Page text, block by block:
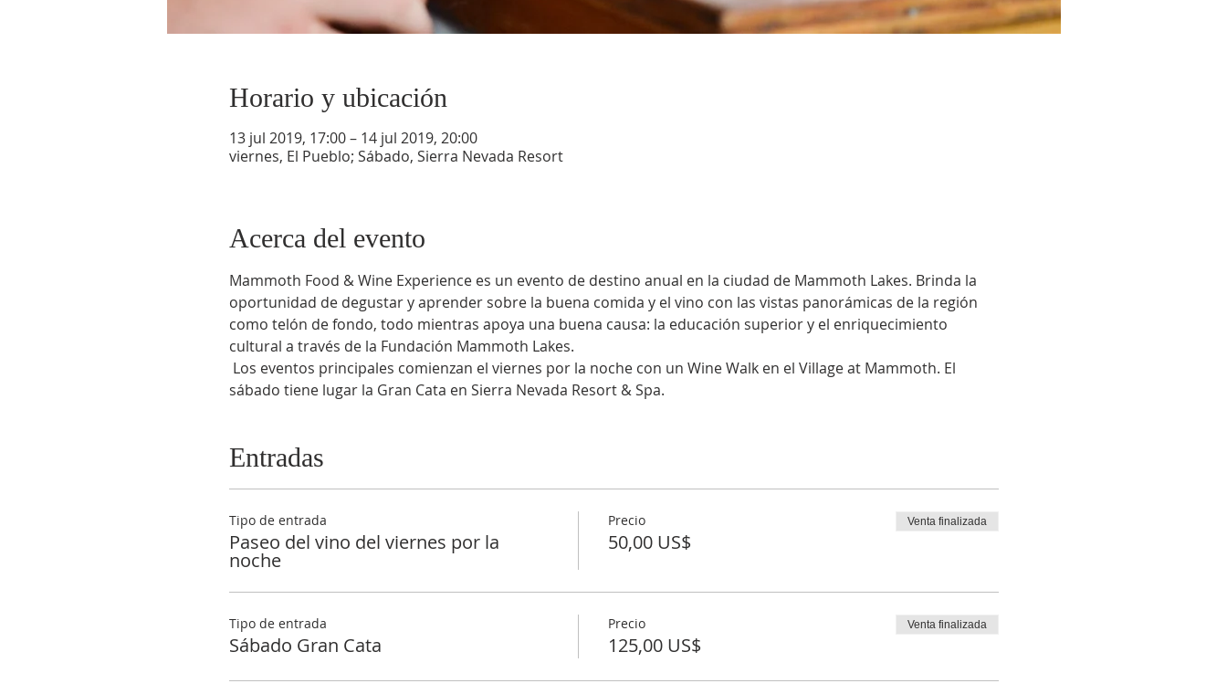
Horario y ubicación
13 jul 2019, 17:00 – 14 jul 2019, 20:00
viernes, El Pueblo; Sábado, Sierra Nevada Resort
Acerca del evento
Mammoth Food & Wine Experience es un evento de destino anual en la ciudad de Mammoth Lakes. Brinda la
oportunidad de degustar y aprender sobre la buena comida y el vino con las vistas panorámicas de la región
como telón de fondo, todo mientras apoya una buena causa: la educación superior y el enriquecimiento
cultural a través de la Fundación Mammoth Lakes.
sábado tiene lugar la Gran Cata en Sierra Nevada Resort & Spa.
Entradas
Tipo de entrada
Paseo del vino del viernes por la
noche
Precio
50,00 US$
Venta finalizada
Tipo de entrada
Sábado Gran Cata
Precio
125,00 US$
Venta finalizada